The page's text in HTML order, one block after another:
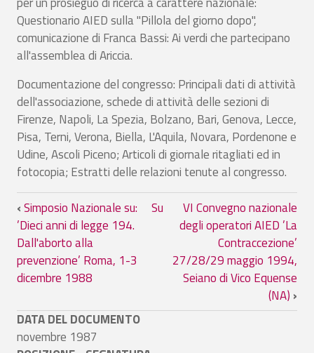
Questionario AIED sulla "Pillola del giorno dopo",
comunicazione di Franca Bassi: Ai verdi che partecipano
all'assemblea di Ariccia.
Documentazione del congresso: Principali dati di attività
dell'associazione, schede di attività delle sezioni di
Firenze, Napoli, La Spezia, Bolzano, Bari, Genova, Lecce,
Pisa, Terni, Verona, Biella, L'Aquila, Novara, Pordenone e
Udine, Ascoli Piceno; Articoli di giornale ritagliati ed in
fotocopia; Estratti delle relazioni tenute al congresso.
Link di attraversamento del book per
‹Simposio Nazionale su:
’Dieci anni di legge 194.
Dall'aborto alla
prevenzione’ Roma, 1-3
dicembre 1988
Su
VI Convegno nazionale
degli operatori AIED ’La
Contraccezione’
27/28/29 maggio 1994,
Seiano di Vico Equense
(NA) ›
DATA DEL DOCUMENTO
novembre 1987